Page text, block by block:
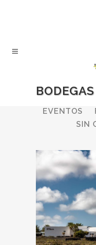
ALL
EVENTOS
SIN